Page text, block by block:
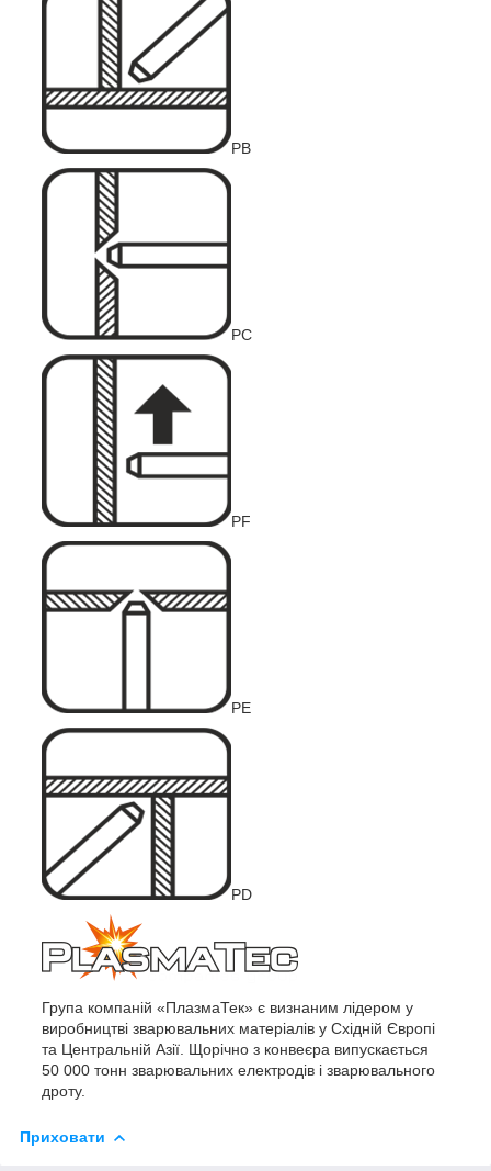
PB
PC
PF
PE
PD
Група компаній «ПлазмаТек» є визнаним лідером у
виробництві зварювальних матеріалів у Східній Європі
та Центральній Азії. Щорічно з конвеєра випускається
50 000 тонн зварювальних електродів і зварювального
дроту.
Приховати